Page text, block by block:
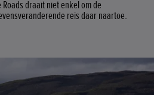
draait niet enkel om de
reis daar naartoe.